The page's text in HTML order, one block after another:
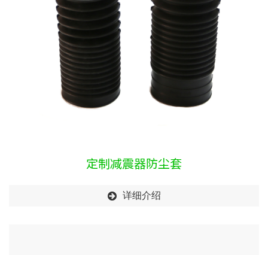
定制减震器防尘套
详细介绍